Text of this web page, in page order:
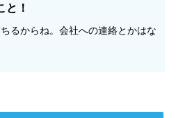
と！
るからね。会社への連絡とかはな